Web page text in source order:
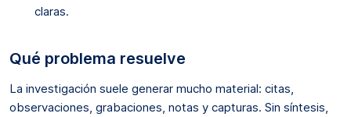
claras.
Qué problema resuelve
La investigación suele generar mucho material: citas,
observaciones, grabaciones, notas y capturas. Sin síntesis,